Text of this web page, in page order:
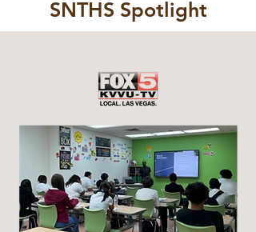
SNTHS Spotlight